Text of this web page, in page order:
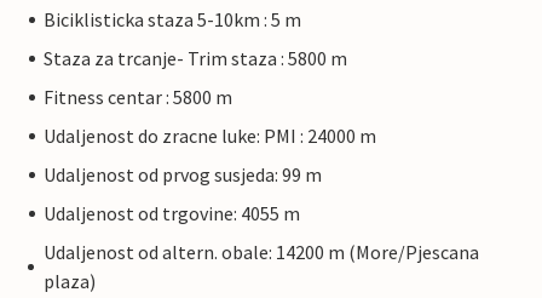
Biciklisticka staza 5-10km : 5 m
Staza za trcanje- Trim staza : 5800 m
Fitness centar : 5800 m
Udaljenost do zracne luke: PMI : 24000 m
Udaljenost od prvog susjeda: 99 m
Udaljenost od trgovine: 4055 m
Udaljenost od altern. obale: 14200 m (More/Pjescana
plaza)